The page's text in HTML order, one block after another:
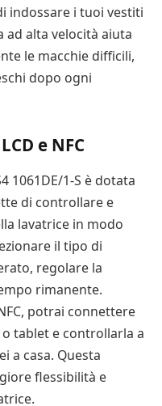
indossare i tuoi vestiti
ad alta velocità aiuta
le macchie difficili,
dopo ogni
e NFC
1061DE/1-S è dotata
di controllare e
lavatrice in modo
il tipo di
regolare la
rimanente.
potrai connettere
tablet e controllarla a
a casa. Questa
flessibilità e